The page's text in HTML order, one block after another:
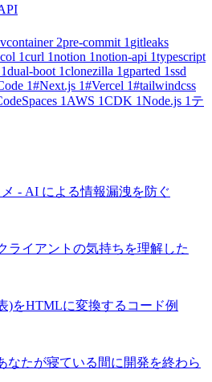
2pre-commit 1 gitleaks
1curl 1notion 1notion-api 1typescript
1dual-boot 1clonezilla 1 gparted 1ssd
1#Next.js 1#Vercel 1#tailwindcss
1 AWS 1CDK 1Node.js 1 テ
メ - AI による情報漏洩を防ぐ
ライアントの気持ちを理解した
)をHTMLに変換するコード例
なたが寝ている間に開発を終わら